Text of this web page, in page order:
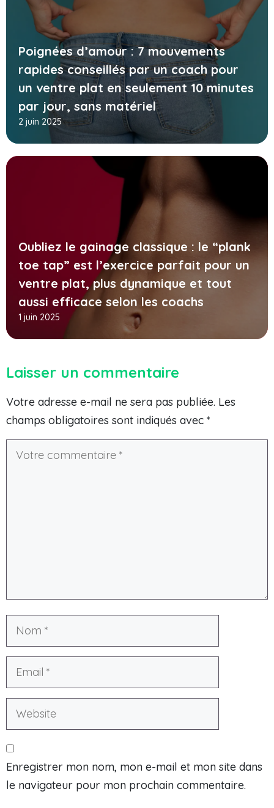
Poignées d’amour : 7 mouvements
rapides conseillés par un coach pour
un ventre plat en seulement 10 minutes
par jour, sans matériel
2 juin 2025
Oubliez le gainage classique : le “plank
toe tap” est l’exercice parfait pour un
ventre plat, plus dynamique et tout
aussi efficace selon les coachs
1 juin 2025
Laisser un commentaire
Votre adresse e-mail ne sera pas publiée. Les
champs obligatoires sont indiqués avec *
Enregistrer mon nom, mon e-mail et mon site dans
le navigateur pour mon prochain commentaire.